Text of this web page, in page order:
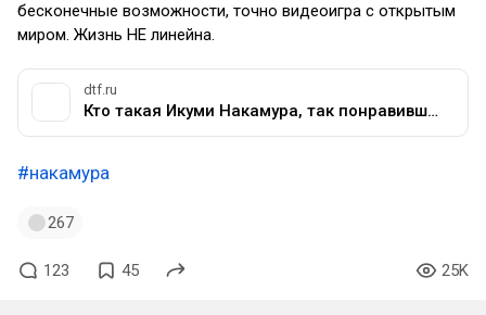
бесконечные возможности, точно видеоигра с открытым
миром. Жизнь НЕ линейна.
dtf.ru
Кто такая Икуми Накамура, так понравившаяся зрителям конференции Bethesda — Подсайт Жизнь – о людях индустрий на DTF
#накамура
267
123 45 25K